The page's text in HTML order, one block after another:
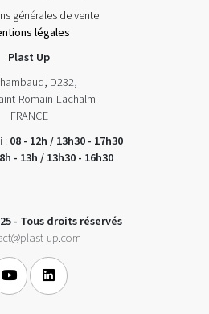
générales de vente
légales
Plast Up
D232,
Romain-Lachalm
FRANCE
: 08 - 12h / 13h30 - 17h30
- 13h / 13h30 - 16h30
- Tous droits réservés
up.com